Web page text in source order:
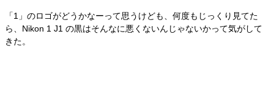
「1」のロゴがどうかなーって思うけども、何度もじっくり見てた
ら、Nikon 1 J1 の黒はそんなに悪くないんじゃないかって気がして
きた。